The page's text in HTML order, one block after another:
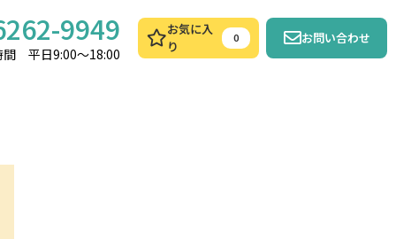
9949
間 平日9:00～18:00
お気に入
り
0 お問い合わせ